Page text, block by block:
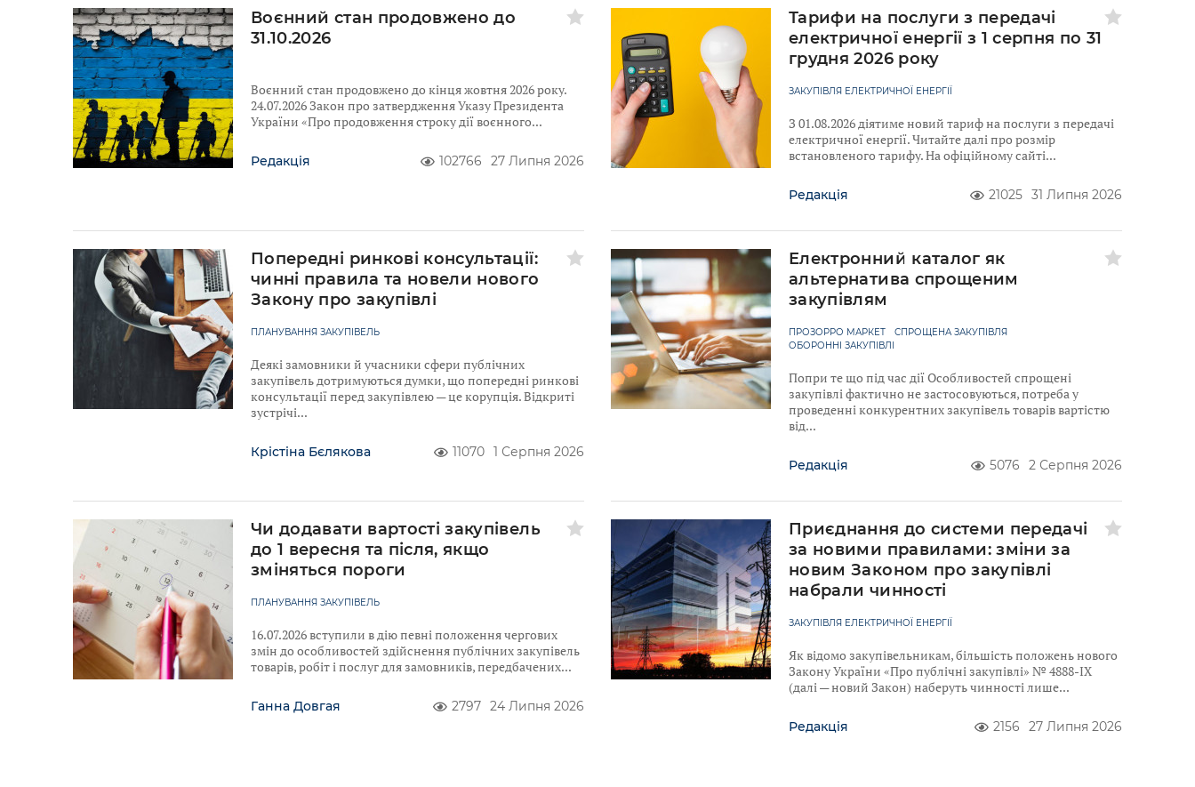
Воєнний стан продовжено до
31.10.2026
Воєнний стан продовжено до кінця жовтня 2026 року.
24.07.2026 Закон про затвердження Указу Президента
України «Про продовження строку дії воєнного
Редакція 102766 27 Липня 2026
Тарифи на послуги з передачі
електричної енергії з 1 серпня по 31
грудня 2026 року
ЗАКУПІВЛЯ ЕЛЕКТРИЧНОЇ ЕНЕРГІЇ
З 01.08.2026 діятиме новий тариф на послуги з передачі
електричної енергії. Читайте далі про розмір
встановленого тарифу. На офіційному сайті
Редакція 21025 31 Липня 2026
Попередні ринкові консультації:
чинні правила та новели нового
Закону про закупівлі
ПЛАНУВАННЯ ЗАКУПІВЕЛЬ
Деякі замовники й учасники сфери публічних
закупівель дотримуються думки, що попередні ринкові
консультації перед закупівлею — це корупція. Відкриті
зустрічі
Крістіна Бєлякова 11070 1 Серпня 2026
Електронний каталог як
альтернатива спрощеним
закупівлям
ПРОЗОРРО МАРКЕТ
СПРОЩЕНА ЗАКУПІВЛЯ
ОБОРОННІ ЗАКУПІВЛІ
Попри те що під час дії Особливостей спрощені
закупівлі фактично не застосовуються, потреба у
проведенні конкурентних закупівель товарів вартістю
від
Редакція 5076 2 Серпня 2026
Чи додавати вартості закупівель
до 1 вересня та після, якщо
зміняться пороги
ПЛАНУВАННЯ ЗАКУПІВЕЛЬ
16.07.2026 вступили в дію певні положення чергових
змін до особливостей здійснення публічних закупівель
товарів, робіт і послуг для замовників, передбачених
Ганна Довгая 2797 24 Липня 2026
Приєднання до системи передачі
за новими правилами: зміни за
новим Законом про закупівлі
набрали чинності
ЗАКУПІВЛЯ ЕЛЕКТРИЧНОЇ ЕНЕРГІЇ
Як відомо закупівельникам, більшість положень нового
Закону України «Про публічні закупівлі» № 4888-IX
(далі — новий Закон) наберуть чинності лише
Редакція 2156 27 Липня 2026